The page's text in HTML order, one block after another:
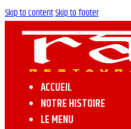
Skip to contentSkip to footer
ACCUEIL
NOTRE HISTOIRE
LE MENU